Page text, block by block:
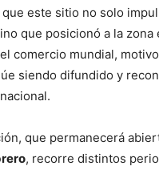
que este sitio no solo
que posicionó a la zona
comercio mundial,
siendo difundido y
que permanecerá
, recorre distintos